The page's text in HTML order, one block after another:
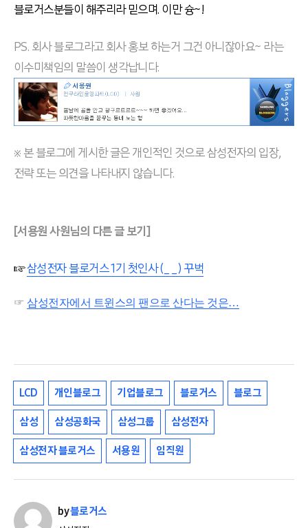
블로거스분들이 해주리라 믿으며. 이만 슝~!
PS. 회사 블로그라고 회사 홍보 하는거 그건 아니잖아요~ 라는
이수미책임의 말씀이 생각납니다.
※ 본 블로그에 게시한 글은 개인적인 것으로 삼성전자의 입장,
전략 또는 의견을 나타내지 않습니다.
[서용원 사원님의 다른 글 보기]
☞삼성전자 블로거스 1기 첫인사 (__) 꾸벅
☞삼성전자에서 트윈스의 팬으로 산다는 것은…
LCD 개인블로그 기업블로그 블로거스 블로그
삼성 삼성공화국 삼성그룹 삼성전자
삼성전자 블로거스 서용원 임직원
by블로거스